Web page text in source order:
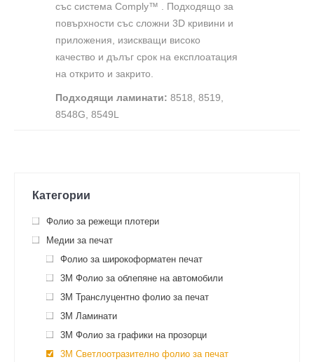
със система Comply™ . Подходящо за
повърхности със сложни 3D кривини и
приложения, изискващи високо
качество и дълъг срок на експлоатация
на открито и закрито.
Подходящи ламинати: 8518, 8519,
8548G, 8549L
Категории
Фолио за режещи плотери
Медии за печат
Фолио за широкоформатен печат
3M Фолио за облепяне на автомобили
3M Транслуцентно фолио за печат
3M Ламинати
3M Фолио за графики на прозорци
3M Светлоотразително фолио за печат